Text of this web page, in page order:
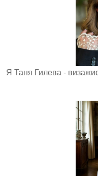
Я Таня Гилева -